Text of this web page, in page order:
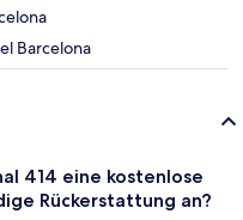
Barcelona
414 eine kostenlose
Rückerstattung an?